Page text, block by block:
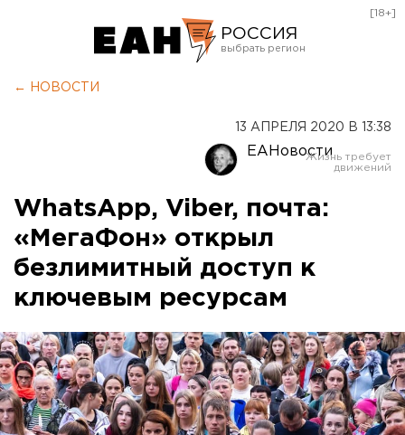
РОССИЯ
Оренбург
[18+]
← НОВОСТИ
13 АПРЕЛЯ 2020 В 13:38
ЕАНовости
WhatsApp, Viber, почта:
«МегаФон» открыл
безлимитный доступ к
ключевым ресурсам